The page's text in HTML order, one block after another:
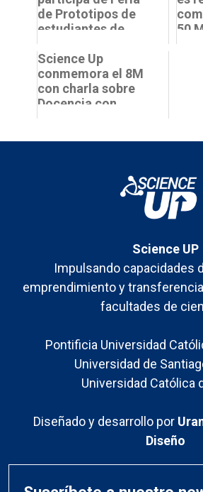
de Prototipos de
estudiantes de
50
Science Up
conmemora el 8M
con charla sobre
Docencia con
Science UP
Impulsando capacidades
emprendimiento y
facultades de
Pontificia Universidad
Universidad de
Universidad Católica
Diseñado y desarrollo por
Diseño